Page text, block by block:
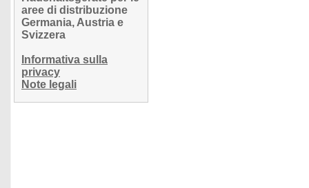
aree di distribuzione
Germania, Austria e
Svizzera
Informativa sulla
privacy
Note legali